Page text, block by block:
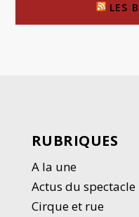
LES
RUBRIQUES
A la une
Actus du spectacle
Cirque et rue